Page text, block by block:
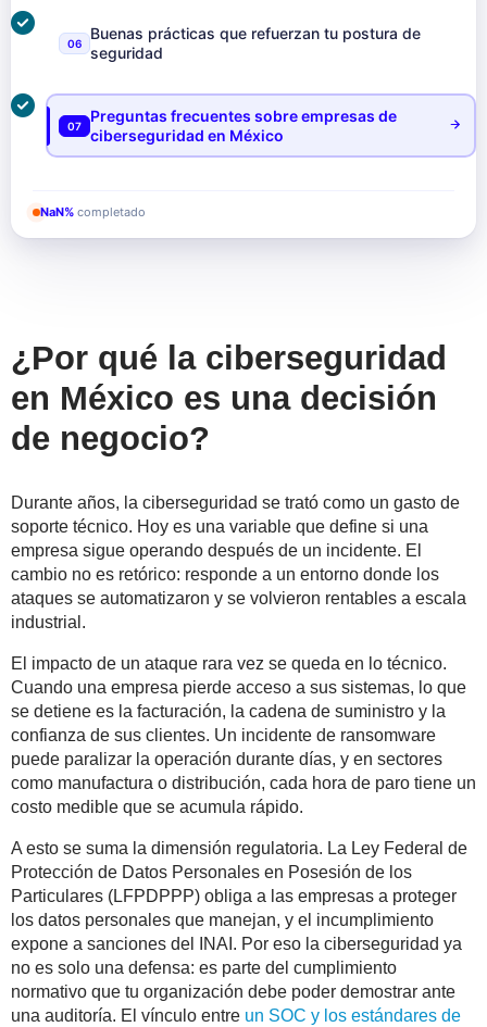
06
Buenas prácticas que refuerzan tu postura de
seguridad
07
Preguntas frecuentes sobre empresas de
ciberseguridad en México
NaN% completado
¿Por qué la ciberseguridad
en México es una decisión
de negocio?
Durante años, la ciberseguridad se trató como un gasto de
soporte técnico. Hoy es una variable que define si una
empresa sigue operando después de un incidente. El
cambio no es retórico: responde a un entorno donde los
ataques se automatizaron y se volvieron rentables a escala
industrial.
El impacto de un ataque rara vez se queda en lo técnico.
Cuando una empresa pierde acceso a sus sistemas, lo que
se detiene es la facturación, la cadena de suministro y la
confianza de sus clientes. Un incidente de ransomware
puede paralizar la operación durante días, y en sectores
como manufactura o distribución, cada hora de paro tiene un
costo medible que se acumula rápido.
A esto se suma la dimensión regulatoria. La Ley Federal de
Protección de Datos Personales en Posesión de los
Particulares (LFPDPPP) obliga a las empresas a proteger
los datos personales que manejan, y el incumplimiento
expone a sanciones del INAI. Por eso la ciberseguridad ya
no es solo una defensa: es parte del cumplimiento
normativo que tu organización debe poder demostrar ante
una auditoría. El vínculo entre un SOC y los estándares de